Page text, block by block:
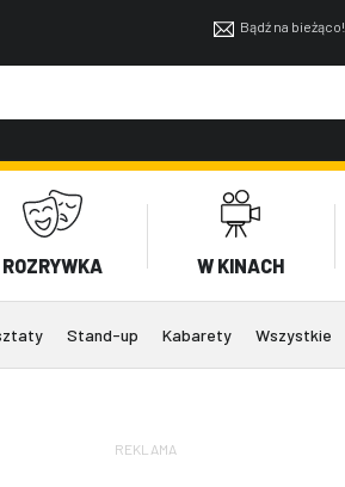
Bądź na bieżąco!
ROZRYWKA W KINACH
Stand-up Kabarety Wszystkie
REKLAMA